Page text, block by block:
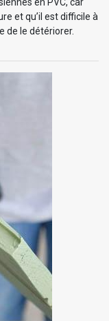
et qu’il est difficile à
de le détériorer.